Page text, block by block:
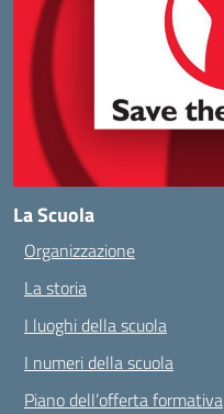
La Scuola
Organizzazione
La storia
I luoghi della scuola
I numeri della scuola
Piano dell’offerta formativa